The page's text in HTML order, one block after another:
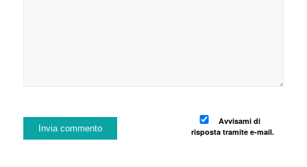
Avvisami di
risposta tramite e-mail.